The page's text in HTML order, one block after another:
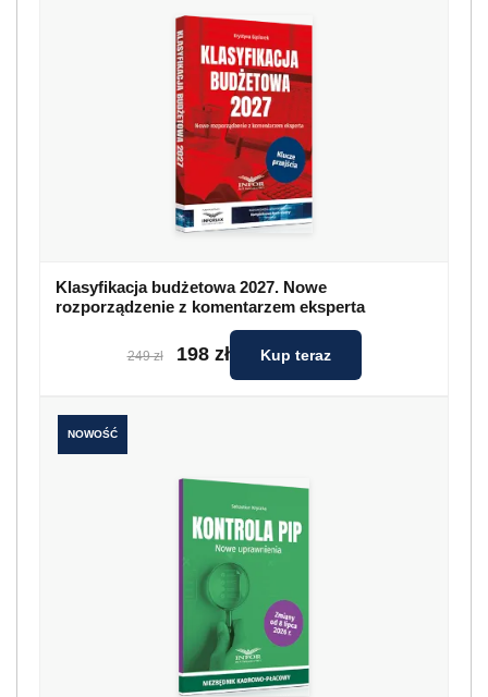
Klasyfikacja budżetowa 2027. Nowe
rozporządzenie z komentarzem eksperta
249 zł 198 zł Kup teraz
NOWOŚĆ